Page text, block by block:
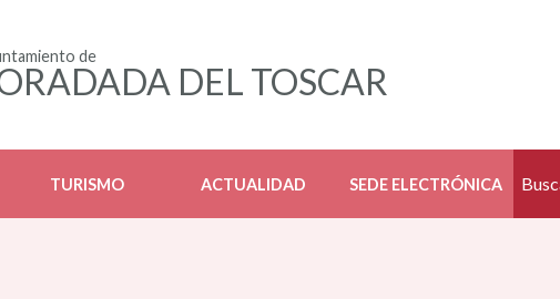
de
DEL TOSCAR
TURISMO ACTUALIDAD SEDE ELECTRÓNICA